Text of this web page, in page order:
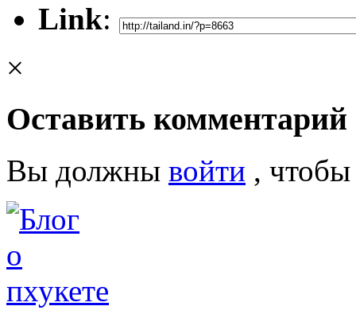
Link:
×
Оставить комментарий
Вы должны войти ,